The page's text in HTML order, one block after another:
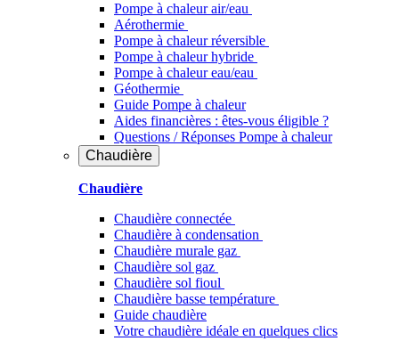
Pompe à chaleur air/eau
Aérothermie
Pompe à chaleur réversible
Pompe à chaleur hybride
Pompe à chaleur​ eau/eau
Géothermie
Guide Pompe à chaleur
Aides financières : êtes-vous éligible ?
Questions / Réponses Pompe à chaleur
Chaudière
Chaudière
Chaudière connectée
Chaudière à condensation
Chaudière murale gaz
Chaudière sol gaz
Chaudière sol fioul
Chaudière basse température
Guide chaudière
Votre chaudière idéale en quelques clics